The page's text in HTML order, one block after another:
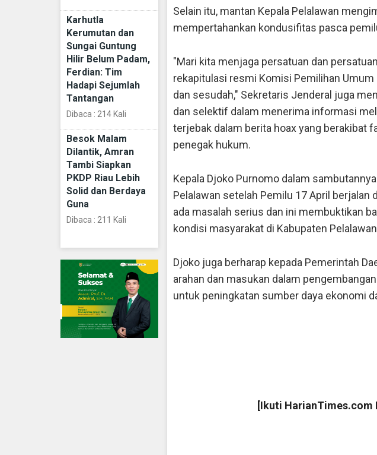
Karhutla
Kerumutan dan
Sungai Guntung
Hilir Belum Padam,
Ferdian: Tim
Hadapi Sejumlah
Tantangan
Dibaca : 214 Kali
Besok Malam
Dilantik, Amran
Tambi Siapkan
PKDP Riau Lebih
Solid dan Berdaya
Guna
Dibaca : 211 Kali
Selain itu, mantan Kepala Pelalawan
mempertahankan kondusifitas pasca
"Mari kita menjaga persatuan dan
rekapitulasi resmi Komisi Pemilihan
dan sesudah," Sekretaris Jenderal juga
dan selektif dalam menerima informasi
terjebak dalam berita hoax yang berakibat
penegak hukum.
Kepala Djoko Purnomo dalam
Pelalawan setelah Pemilu 17 April berjalan
ada masalah serius dan ini membuktikan
kondisi masyarakat di Kabupaten
Djoko juga berharap kepada Pemerintah
arahan dan masukan dalam
untuk peningkatan sumber daya ekonomi
[Ikuti HarianTimes.com